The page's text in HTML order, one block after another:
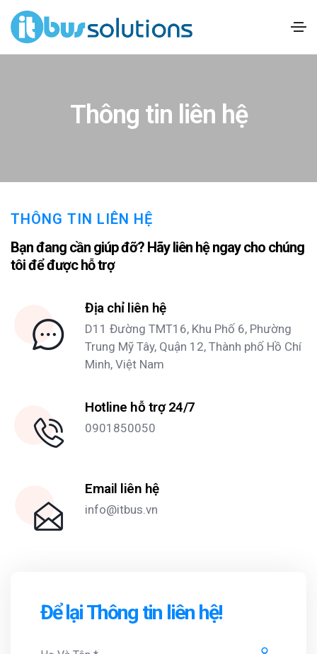
Thông tin liên hệ
THÔNG TIN LIÊN HỆ
Bạn đang cần giúp đỡ? Hãy liên hệ ngay cho chúng
tôi để được hỗ trợ
Địa chỉ liên hệ
D11 Đường TMT16, Khu Phố 6, Phường
Trung Mỹ Tây, Quận 12, Thành phố Hồ Chí
Minh, Việt Nam
Hotline hỗ trợ 24/7
0901850050
Email liên hệ
info@itbus.vn
Để lạiThông tin liên hệ!